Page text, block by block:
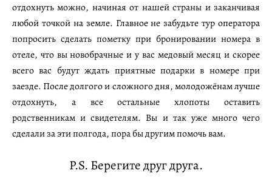
отдохнуть можно, начиная от нашей страны и заканчивая
любой точкой на земле. Главное не забудьте тур оператора
попросить сделать пометку при бронировании номера в
отеле, что вы новобрачные и у вас медовый месяц и скорее
всего вас будут ждать приятные подарки в номере при
заезде. После долгого и сложного дня, молодожёнам лучше
отдохнуть, а все остальные хлопоты оставить
родственникам и свидетелям. Вы и так уже много чего
сделали за эти полгода, пора бы другим помочь вам.
P.S. Берегите друг друга.